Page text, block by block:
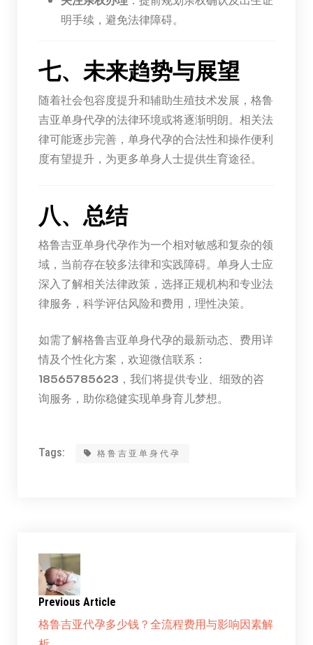
明手续，避免法律障碍。
七、未来趋势与展望
随着社会包容度提升和辅助生殖技术发展，格鲁
吉亚单身代孕的法律环境或将逐渐明朗。相关法
律可能逐步完善，单身代孕的合法性和操作便利
度有望提升，为更多单身人士提供生育途径。
八、总结
格鲁吉亚单身代孕作为一个相对敏感和复杂的领
域，当前存在较多法律和实践障碍。单身人士应
深入了解相关法律政策，选择正规机构和专业法
律服务，科学评估风险和费用，理性决策。
如需了解格鲁吉亚单身代孕的最新动态、费用详
情及个性化方案，欢迎微信联系：
18565785623 ，我们将提供专业、细致的咨
询服务，助你稳健实现单身育儿梦想。
Tags: 格鲁吉亚单身代孕
Previous Article
格鲁吉亚代孕多少钱？全流程费用与影响因素解